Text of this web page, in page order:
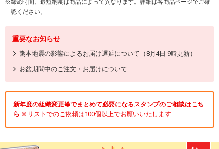
締め時間、最短納期は商品によって異なります。詳細は各商品ページでご確
認ください。
重要なお知らせ
熊本地震の影響によるお届け遅延について（8月4日 9時更新）
お盆期間中のご注文・お届けについて
新年度の組織変更等でまとめて必要になるスタンプのご相談はこち
ら ※リストでのご依頼は100個以上でお願いいたします